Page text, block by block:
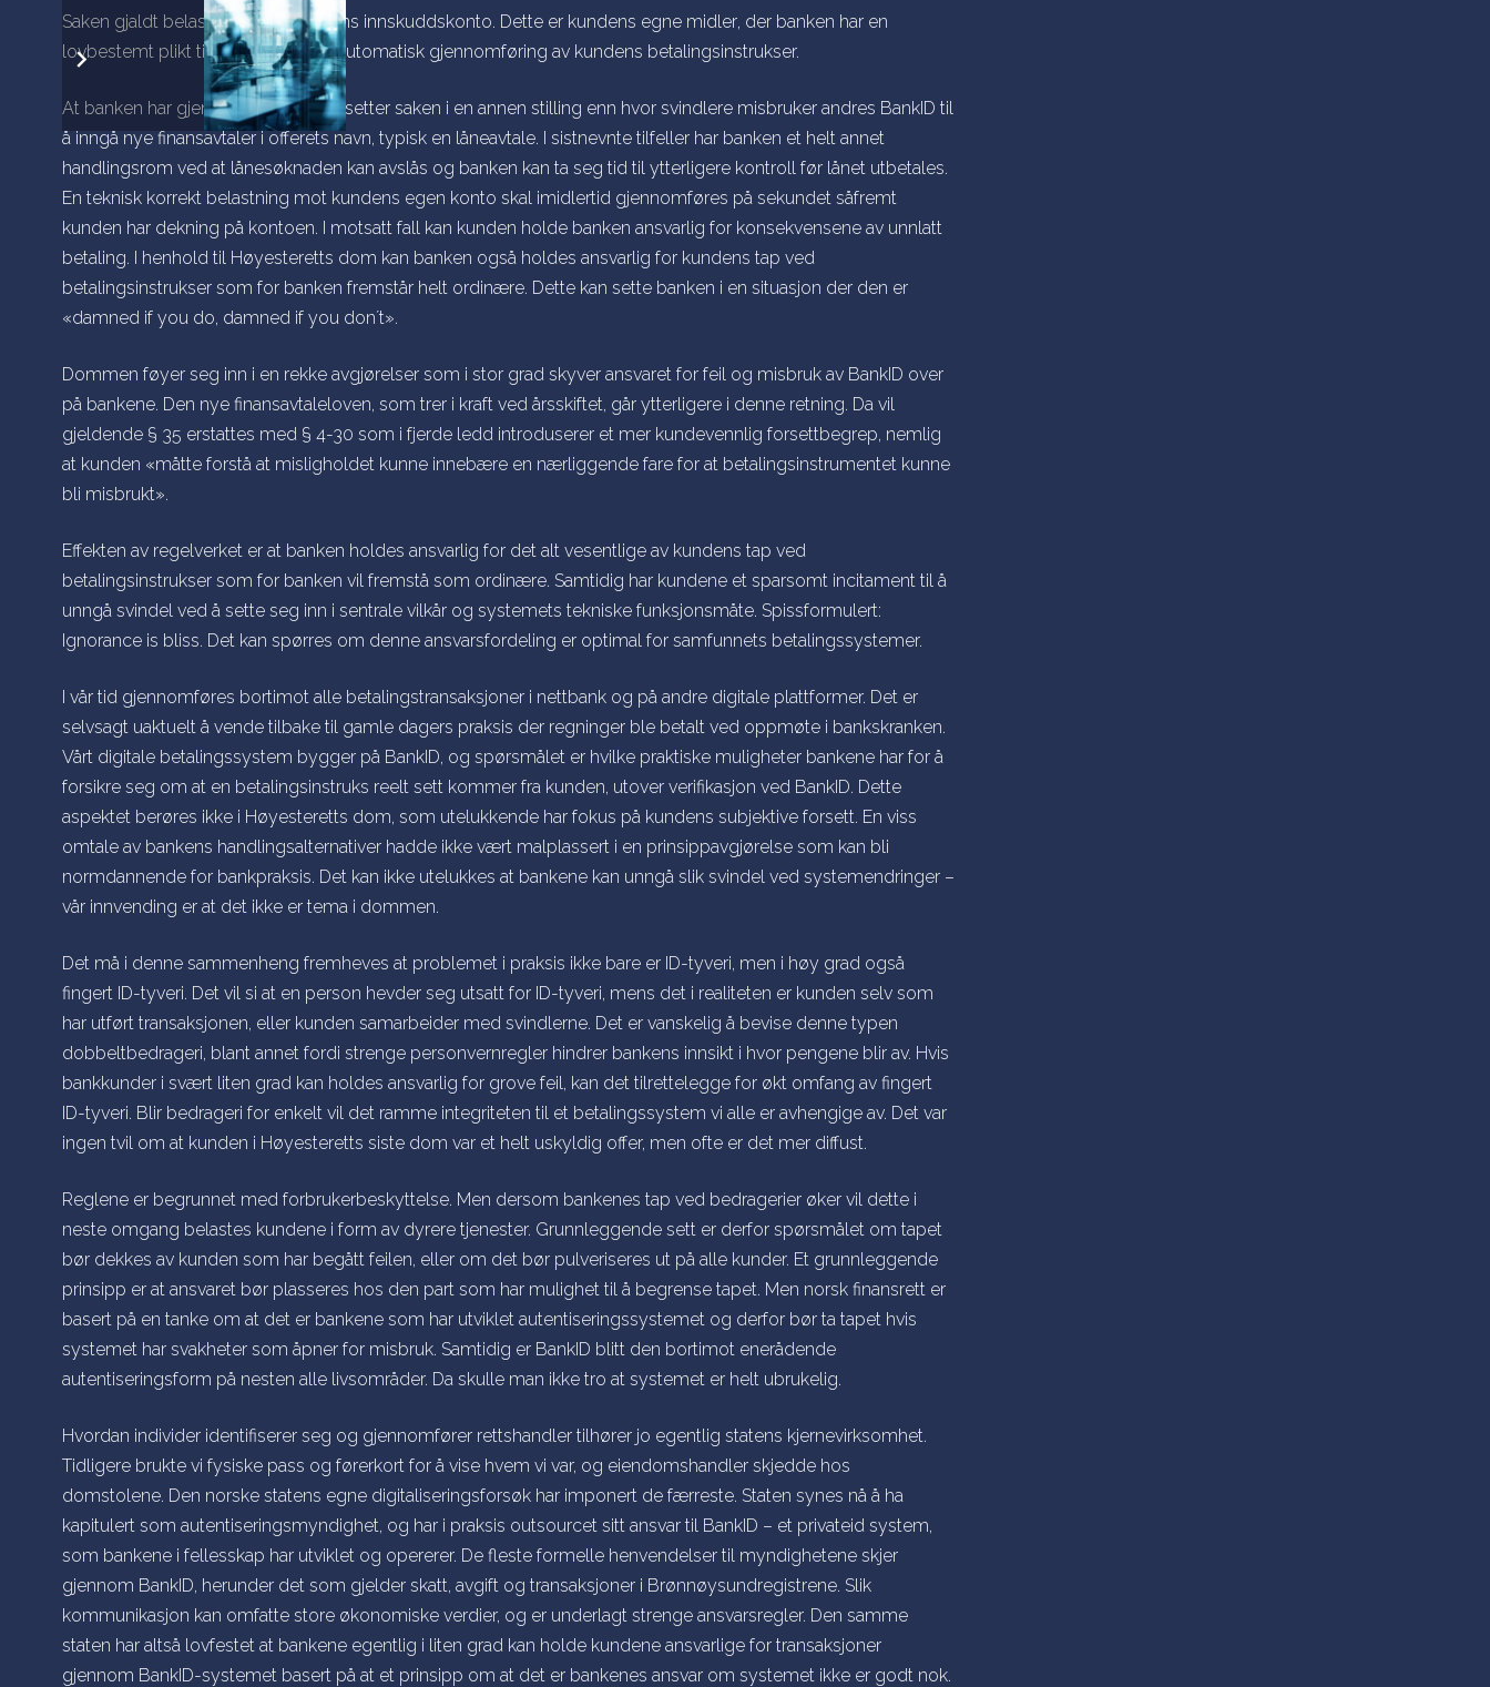
Saken gjaldt belastninger på kundens innskuddskonto. Dette er kundens egne midler, der banken har en
lovbestemt plikt til umiddelbar og automatisk gjennomføring av kundens betalingsinstrukser.
At banken har gjennomføringsplikt, setter saken i en annen stilling enn hvor svindlere misbruker andres BankID til
å inngå nye finansavtaler i offerets navn, typisk en låneavtale. I sistnevnte tilfeller har banken et helt annet
handlingsrom ved at lånesøknaden kan avslås og banken kan ta seg tid til ytterligere kontroll før lånet utbetales.
En teknisk korrekt belastning mot kundens egen konto skal imidlertid gjennomføres på sekundet såfremt
kunden har dekning på kontoen. I motsatt fall kan kunden holde banken ansvarlig for konsekvensene av unnlatt
betaling. I henhold til Høyesteretts dom kan banken også holdes ansvarlig for kundens tap ved
betalingsinstrukser som for banken fremstår helt ordinære. Dette kan sette banken i en situasjon der den er
«damned if you do, damned if you don´t».
Dommen føyer seg inn i en rekke avgjørelser som i stor grad skyver ansvaret for feil og misbruk av BankID over
på bankene. Den nye finansavtaleloven, som trer i kraft ved årsskiftet, går ytterligere i denne retning. Da vil
gjeldende § 35 erstattes med § 4-30 som i fjerde ledd introduserer et mer kundevennlig forsettbegrep, nemlig
at kunden «måtte forstå at misligholdet kunne innebære en nærliggende fare for at betalingsinstrumentet kunne
bli misbrukt».
Effekten av regelverket er at banken holdes ansvarlig for det alt vesentlige av kundens tap ved
betalingsinstrukser som for banken vil fremstå som ordinære. Samtidig har kundene et sparsomt incitament til å
unngå svindel ved å sette seg inn i sentrale vilkår og systemets tekniske funksjonsmåte. Spissformulert:
Ignorance is bliss. Det kan spørres om denne ansvarsfordeling er optimal for samfunnets betalingssystemer.
I vår tid gjennomføres bortimot alle betalingstransaksjoner i nettbank og på andre digitale plattformer. Det er
selvsagt uaktuelt å vende tilbake til gamle dagers praksis der regninger ble betalt ved oppmøte i bankskranken.
Vårt digitale betalingssystem bygger på BankID, og spørsmålet er hvilke praktiske muligheter bankene har for å
forsikre seg om at en betalingsinstruks reelt sett kommer fra kunden, utover verifikasjon ved BankID. Dette
aspektet berøres ikke i Høyesteretts dom, som utelukkende har fokus på kundens subjektive forsett. En viss
omtale av bankens handlingsalternativer hadde ikke vært malplassert i en prinsippavgjørelse som kan bli
normdannende for bankpraksis. Det kan ikke utelukkes at bankene kan unngå slik svindel ved systemendringer –
vår innvending er at det ikke er tema i dommen.
Det må i denne sammenheng fremheves at problemet i praksis ikke bare er ID-tyveri, men i høy grad også
fingert ID-tyveri. Det vil si at en person hevder seg utsatt for ID-tyveri, mens det i realiteten er kunden selv som
har utført transaksjonen, eller kunden samarbeider med svindlerne. Det er vanskelig å bevise denne typen
dobbeltbedrageri, blant annet fordi strenge personvernregler hindrer bankens innsikt i hvor pengene blir av. Hvis
bankkunder i svært liten grad kan holdes ansvarlig for grove feil, kan det tilrettelegge for økt omfang av fingert
ID-tyveri. Blir bedrageri for enkelt vil det ramme integriteten til et betalingssystem vi alle er avhengige av. Det var
ingen tvil om at kunden i Høyesteretts siste dom var et helt uskyldig offer, men ofte er det mer diffust.
Reglene er begrunnet med forbrukerbeskyttelse. Men dersom bankenes tap ved bedragerier øker vil dette i
neste omgang belastes kundene i form av dyrere tjenester. Grunnleggende sett er derfor spørsmålet om tapet
bør dekkes av kunden som har begått feilen, eller om det bør pulveriseres ut på alle kunder. Et grunnleggende
prinsipp er at ansvaret bør plasseres hos den part som har mulighet til å begrense tapet. Men norsk finansrett er
basert på en tanke om at det er bankene som har utviklet autentiseringssystemet og derfor bør ta tapet hvis
systemet har svakheter som åpner for misbruk. Samtidig er BankID blitt den bortimot enerådende
autentiseringsform på nesten alle livsområder. Da skulle man ikke tro at systemet er helt ubrukelig.
Hvordan individer identifiserer seg og gjennomfører rettshandler tilhører jo egentlig statens kjernevirksomhet.
Tidligere brukte vi fysiske pass og førerkort for å vise hvem vi var, og eiendomshandler skjedde hos
domstolene. Den norske statens egne digitaliseringsforsøk har imponert de færreste. Staten synes nå å ha
kapitulert som autentiseringsmyndighet, og har i praksis outsourcet sitt ansvar til BankID – et privateid system,
som bankene i fellesskap har utviklet og opererer. De fleste formelle henvendelser til myndighetene skjer
gjennom BankID, herunder det som gjelder skatt, avgift og transaksjoner i Brønnøysundregistrene. Slik
kommunikasjon kan omfatte store økonomiske verdier, og er underlagt strenge ansvarsregler. Den samme
staten har altså lovfestet at bankene egentlig i liten grad kan holde kundene ansvarlige for transaksjoner
gjennom BankID-systemet basert på at et prinsipp om at det er bankenes ansvar om systemet ikke er godt nok.